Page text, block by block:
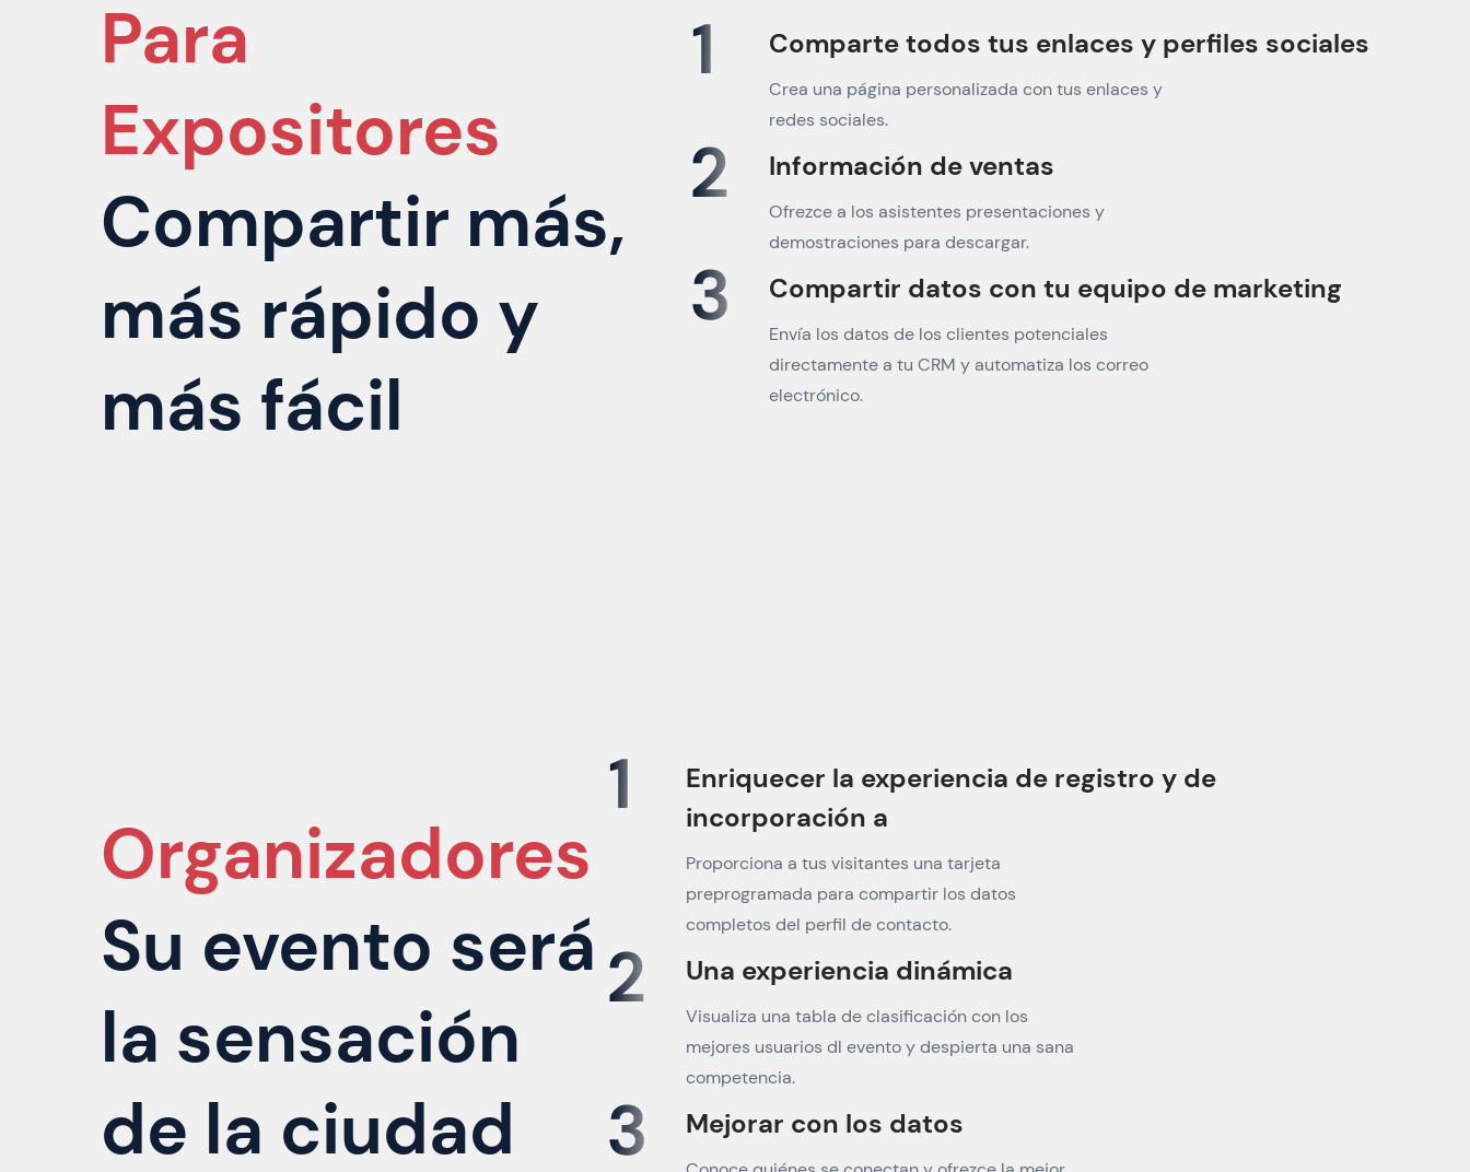
Para
Expositores
Compartir más,
más rápido y
más fácil
Comparte todos tus enlaces y perfiles sociales
Crea una página personalizada con tus enlaces y
redes sociales.
Información de ventas
Ofrezce a los asistentes presentaciones y
demostraciones para descargar.
Compartir datos con tu equipo de marketing
Envía los datos de los clientes potenciales
directamente a tu CRM y automatiza los correo
electrónico.
Organizadores
Su evento será
la sensación
de la ciudad
Enriquecer la experiencia de registro y de
incorporación a
Proporciona a tus visitantes una tarjeta
preprogramada para compartir los datos
completos del perfil de contacto.
Una experiencia dinámica
Visualiza una tabla de clasificación con los
mejores usuarios dl evento y despierta una sana
competencia.
Mejorar con los datos